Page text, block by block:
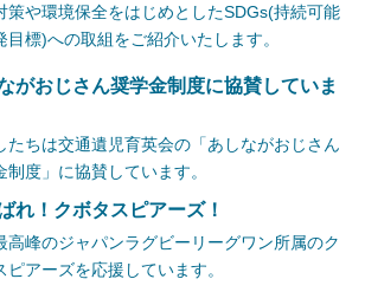
策や環境保全をはじめとしたSDGs(持続可能
目標)への取組をご紹介いたします。
がおじさん奨学金制度に協賛していま
たちは交通遺児育英会の「あしながおじさん
制度」に協賛しています。
れ！クボタスピアーズ！
高峰のジャパンラグビーリーグワン所属のク
ピアーズを応援しています。